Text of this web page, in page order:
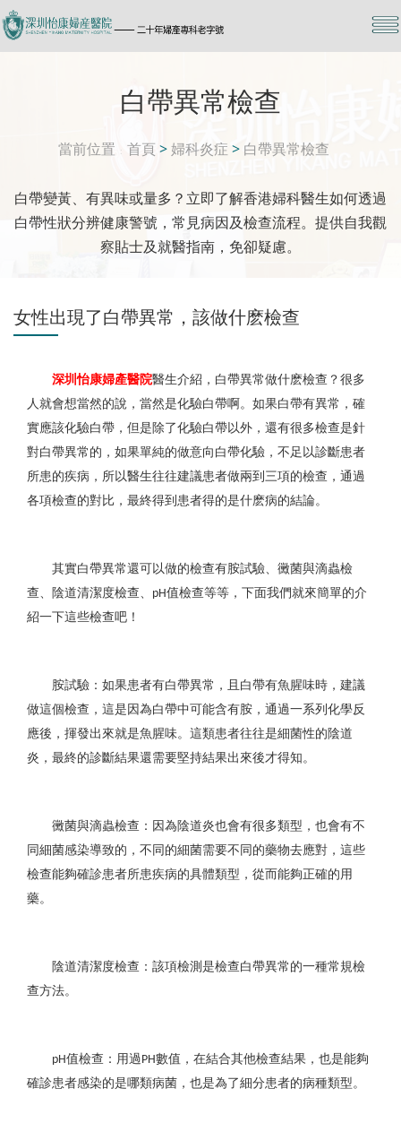
白帶異常檢查
當前位置 首頁 >婦科炎症 > 白帶異常檢查
白帶變黃、有異味或量多？立即了解香港婦科醫生如何透過
白帶性狀分辨健康警號，常見病因及檢查流程。提供自我觀
察貼士及就醫指南，免卻疑慮。
女性出現了白帶異常，該做什麽檢查
深圳怡康婦產醫院醫生介紹，白帶異常做什麽檢查？很多
人就會想當然的說，當然是化驗白帶啊。如果白帶有異常，確
實應該化驗白帶，但是除了化驗白帶以外，還有很多檢查是針
對白帶異常的，如果單純的做意向白帶化驗，不足以診斷患者
所患的疾病，所以醫生往往建議患者做兩到三項的檢查，通過
各項檢查的對比，最終得到患者得的是什麽病的結論。
其實白帶異常還可以做的檢查有胺試驗、黴菌與滴蟲檢
查、陰道清潔度檢查、 pH值檢查等等，下面我們就來簡單的介
紹一下這些檢查吧！
胺試驗：如果患者有白帶異常，且白帶有魚腥味時，建議
做這個檢查，這是因為白帶中可能含有胺，通過一系列化學反
應後，揮發出來就是魚腥味。這類患者往往是細菌性的陰道
炎，最終的診斷結果還需要堅持結果出來後才得知。
黴菌與滴蟲檢查：因為陰道炎也會有很多類型，也會有不
同細菌感染導致的，不同的細菌需要不同的藥物去應對，這些
檢查能夠確診患者所患疾病的具體類型，從而能夠正確的用
藥。
陰道清潔度檢查：該項檢測是檢查白帶異常的一種常規檢
查方法。
pH值檢查：用過PH數值，在結合其他檢查結果，也是能夠
確診患者感染的是哪類病菌，也是為了細分患者的病種類型。